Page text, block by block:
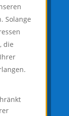
Solange
die